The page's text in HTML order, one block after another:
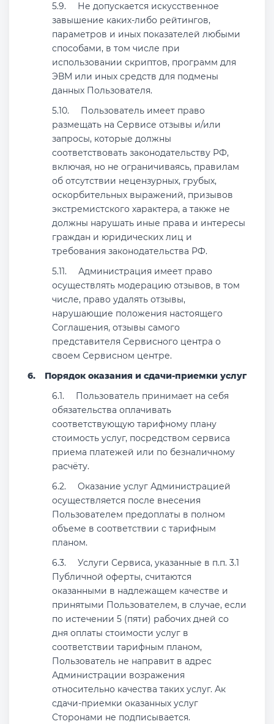
Не допускается искусственное
завышение каких-либо рейтингов,
параметров и иных показателей любыми
способами, в том числе при
использовании скриптов, программ для
ЭВМ или иных средств для подмены
данных Пользователя.
Пользователь имеет право
размещать на Сервисе отзывы и/или
запросы, которые должны
соответствовать законодательству РФ,
включая, но не ограничиваясь, правилам
об отсутствии нецензурных, грубых,
оскорбительных выражений, призывов
экстремистского характера, а также не
должны нарушать иные права и интересы
граждан и юридических лиц и
требования законодательства РФ.
Администрация имеет право
осуществлять модерацию отзывов, в том
числе, право удалять отзывы,
нарушающие положения настоящего
Соглашения, отзывы самого
представителя Сервисного центра о
своем Сервисном центре.
Порядок оказания и сдачи-приемки услуг
Пользователь принимает на себя
обязательства оплачивать
соответствующую тарифному плану
стоимость услуг, посредством сервиса
приема платежей или по безналичному
расчёту.
Оказание услуг Администрацией
осуществляется после внесения
Пользователем предоплаты в полном
объеме в соответствии с тарифным
планом.
Услуги Сервиса, указанные в п.п. 3.1
Публичной оферты, считаются
оказанными в надлежащем качестве и
принятыми Пользователем, в случае, если
по истечении 5 (пяти) рабочих дней со
дня оплаты стоимости услуг в
соответствии тарифным планом,
Пользователь не направит в адрес
Администрации возражения
относительно качества таких услуг. Ак
сдачи-приемки оказанных услуг
Сторонами не подписывается.